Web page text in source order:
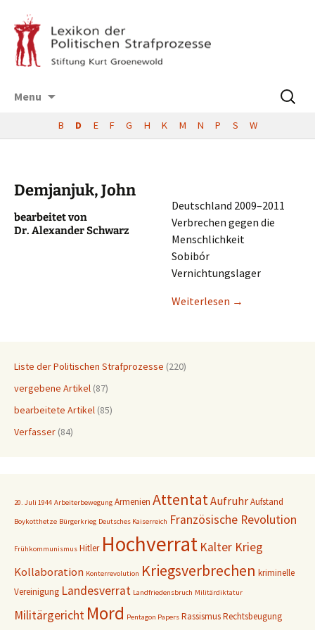
Menu
content
Suchen
nach:
B D E F G H K M N P S W
Demjanjuk, John
bearbei­tet von
Dr. Alexan­der Schwarz
Deutsch­land 2009–2011
Verbre­chen gegen die
Menschlichkeit
Sobibór
Vernichtungslager
Weiter­le­sen →
Liste der Politischen Strafprozesse (220)
vergebene Artikel (87)
bearbeitete Artikel (85)
Verfasser (84)
20. Juli 1944 Arbeiterbewegung Armenien AttentatAufruhrAufstand
Boykotthetze Bürgerkrieg Deutsches Kaiserreich Französische Revolution
Frühkommunismus Hitler Hochverrat Kalter Krieg
Kollaboration Konterrevolution Kriegsverbrechen kriminelle
Vereinigung Landesverrat Landfriedensbruch Militärdiktatur
Militärgericht Mord Pentagon Papers RassismusRechtsbeugung